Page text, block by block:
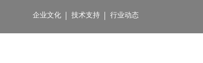
企业文化 技术支持 行业动态